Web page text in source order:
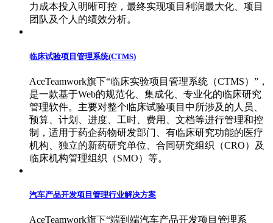
力成本投入明晰可控，最终实现项目利润最大化、项目
团队及个人的绩效分析。
临床试验项目管理系统(CTMS)
AceTeamwork旗下“临床实验项目管理系统（CTMS）”，
是一款基于Web的规范化、集成化、专业化的临床研究
管理软件。主要对整个临床试验项目中所涉及的人员、
预算、计划、进度、工时、费用、文档等进行管理和控
制，适用于药企药物研发部门、有临床研究功能的医疗
机构、独立的新药研究单位、合同研究组织（CRO）及
临床机构管理组织（SMO）等。
汽车产品开发项目管理行业解决方案
AceTeamwork旗下“端到端汽车产品开发项目管理系